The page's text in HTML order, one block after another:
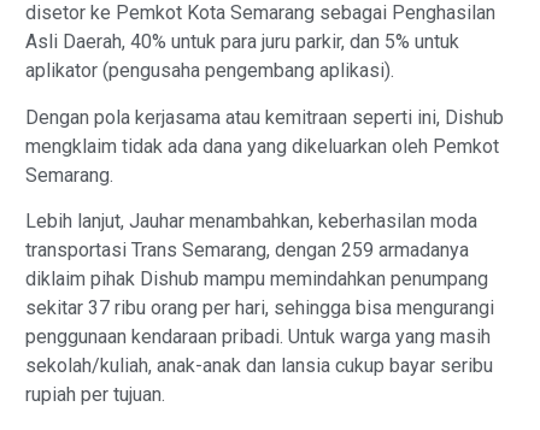
disetor ke Pemkot Kota Semarang sebagai Penghasilan
Asli Daerah, 40% untuk para juru parkir, dan 5% untuk
aplikator (pengusaha pengembang aplikasi).
Dengan pola kerjasama atau kemitraan seperti ini, Dishub
mengklaim tidak ada dana yang dikeluarkan oleh Pemkot
Semarang.
Lebih lanjut, Jauhar menambahkan, keberhasilan moda
transportasi Trans Semarang, dengan 259 armadanya
diklaim pihak Dishub mampu memindahkan penumpang
sekitar 37 ribu orang per hari, sehingga bisa mengurangi
penggunaan kendaraan pribadi. Untuk warga yang masih
sekolah/kuliah, anak-anak dan lansia cukup bayar seribu
rupiah per tujuan.